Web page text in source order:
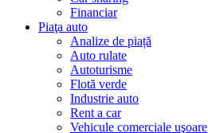
Financiar
Piaţa auto
Analize de piață
Auto rulate
Autoturisme
Flotă verde
Industrie auto
Rent a car
Vehicule comerciale uşoare